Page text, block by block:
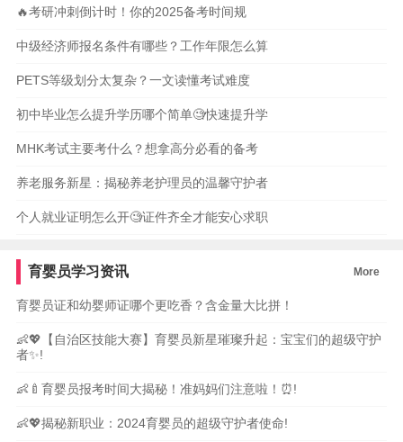
🔥考研冲刺倒计时！你的2025备考时间规
中级经济师报名条件有哪些？工作年限怎么算
PETS等级划分太复杂？一文读懂考试难度
初中毕业怎么提升学历哪个简单🧐快速提升学
MHK考试主要考什么？想拿高分必看的备考
养老服务新星：揭秘养老护理员的温馨守护者
个人就业证明怎么开🧐证件齐全才能安心求职
育婴员学习资讯 More
育婴员证和幼婴师证哪个更吃香？含金量大比拼！
👶💖【自治区技能大赛】育婴员新星璀璨升起：宝宝们的超级守护
者✨!
👶🍼育婴员报考时间大揭秘！准妈妈们注意啦！⏰!
👶💖揭秘新职业：2024育婴员的超级守护者使命!